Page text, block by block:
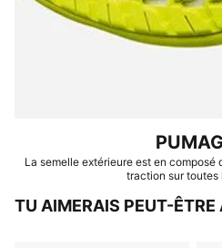
La semelle extérieure est en
traction sur toutes
TU AIMERAIS PEUT-ÊTRE